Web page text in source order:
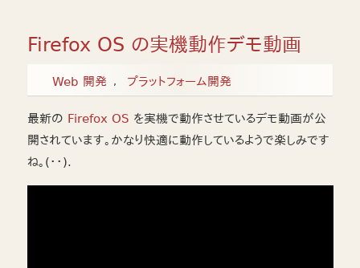
Firefox OS の実機動作デモ動画
Web 開発 プラットフォーム開発
最新の Firefox OS を実機で動作させているデモ動画が公
開されています。かなり快適に動作しているようで楽しみです
ね。(・・).